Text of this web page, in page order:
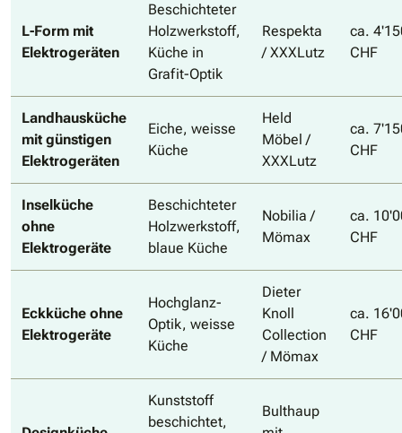
L-Form mit
Elektrogeräten
Beschichteter
Holzwerkstoff,
Küche in
Grafit-Optik
Respekta
/ XXXLutz
ca.
CHF
Landhausküche
mit günstigen
Elektrogeräten
Eiche, weisse
Küche
Held
Möbel /
XXXLutz
ca.
CHF
Inselküche
ohne
Elektrogeräte
Beschichteter
Holzwerkstoff,
blaue Küche
Nobilia /
Mömax
ca.
CHF
Eckküche ohne
Elektrogeräte
Hochglanz-
Optik, weisse
Küche
Dieter
Knoll
Collection
/ Mömax
ca.
CHF
Kunststoff
beschichtet,
Bulthaup